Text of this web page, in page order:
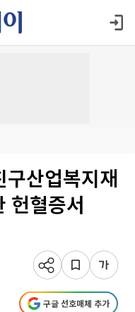
산업복지재
헌혈증서
구글 선호매체 추가